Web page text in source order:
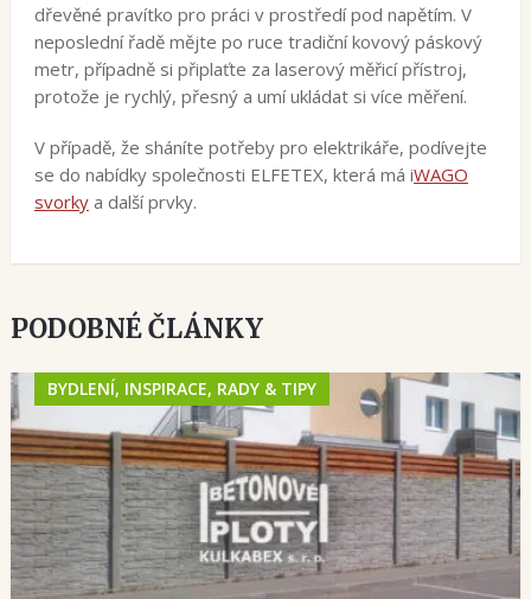
dřevěné pravítko pro práci v prostředí pod napětím. V
neposlední řadě mějte po ruce tradiční kovový páskový
metr, případně si připlaťte za laserový měřicí přístroj,
protože je rychlý, přesný a umí ukládat si více měření.
V případě, že sháníte potřeby pro elektrikáře, podívejte
se do nabídky společnosti ELFETEX, která má iWAGO
svorkya další prvky.
PODOBNÉ ČLÁNKY
BYDLENÍ, INSPIRACE, RADY & TIPY